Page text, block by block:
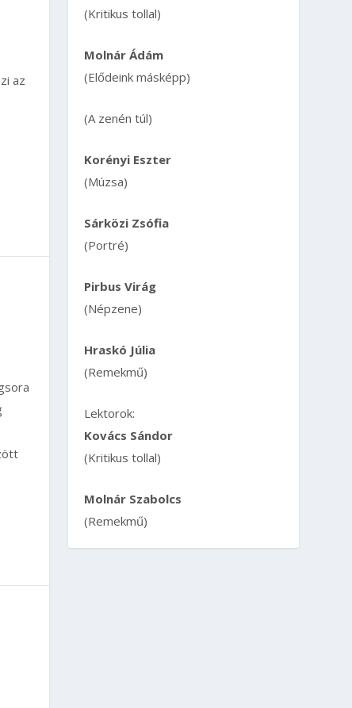
az
(Kritikus tollal)
Molnár Ádám
(Elődeink másképp)
(A zenén túl)
Korényi Eszter
(Múzsa)
Sárközi Zsófia
(Portré)
Pirbus Virág
(Népzene)
Hraskó Júlia
(Remekmű)
Lektorok:
Kovács Sándor
(Kritikus tollal)
Molnár Szabolcs
(Remekmű)